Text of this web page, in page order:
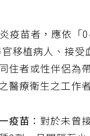
疫苗者，應依「
移植病人、接受
住者或性伴侶為
醫療衛生之工作
疫苗 ：對於未曾